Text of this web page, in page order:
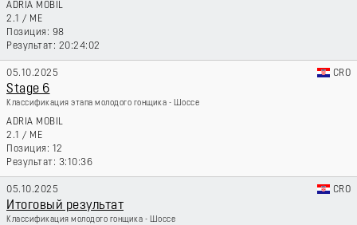
ADRIA MOBIL
2.1 / ME
98
20:24:02
05.10.2025 CRO
Stage 6
Классификация этапа молодого гонщика - Шоссе
ADRIA MOBIL
2.1 / ME
12
3:10:36
05.10.2025 CRO
Итоговый результат
Классификация молодого гонщика - Шоссе